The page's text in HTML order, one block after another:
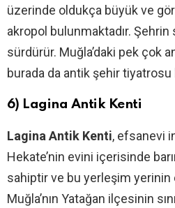
üzerinde oldukça büyük ve
akropol bulunmaktadır. Şehrin
sürdürür. Muğla’daki pek çok
burada da antik şehir tiyatrosu
6) Lagina Antik Kenti
Lagina Antik Kenti, efsanevi
Hekate’nin evini içerisinde
sahiptir ve bu yerleşim yerinin
Muğla’nın Yatağan ilçesinin